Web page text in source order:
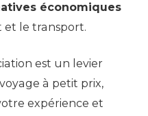
économiques
et le transport.
est un levier
à petit prix,
expérience et